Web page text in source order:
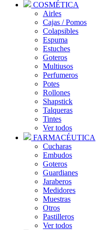
COSMÉTICA
Airles
Cajas / Pomos
Colapsibles
Espuma
Estuches
Goteros
Multiusos
Perfumeros
Potes
Rollones
Shapstick
Talqueras
Tintes
Ver todos
FARMACÉUTICA
Cucharas
Embudos
Goteros
Guardianes
Jaraberos
Medidores
Muestras
Otros
Pastilleros
Ver todos